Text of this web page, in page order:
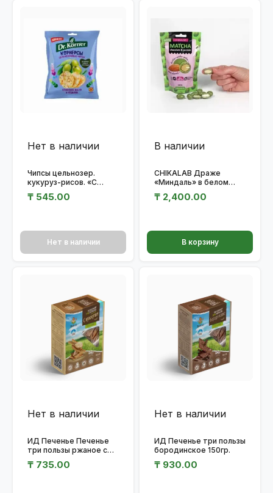
Нет в наличии
Чипсы цельнозер.
кукуруз-рисов. «С
розмарином » 50гр.
₸ 545.00
Нет в наличии
В наличии
CHIKALAB Драже
«Миндаль» в белом
чаем матча 120 гр.
₸ 2,400.00
В корзину
Нет в наличии
ИД Печенье Печенье
три пользы ржаное с
150гр.
₸ 735.00
Нет в наличии
ИД Печенье три пользы
бородинское 150гр.
₸ 930.00